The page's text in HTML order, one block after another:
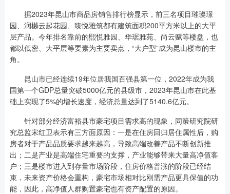
据2023年昆山市商品房销售排行榜显示，前三名项目璀璨璟
园、润樾云起花园、臻悦雅筑都有建筑面积200平方米以上的大平
层产品。今年排名靠前的熙悦雅园、华琚雅苑、尚云赋等楼盘，也
都以低密、大平层等要素为主要卖点，“大户型”成为昆山楼市的主
角。
昆山市已经连续19年位居我国百强县第一位，2022年成为我
国第一个GDP总量突破5000亿元的县级市，2023年昆山市在此基
础上实现了5%的增长速度，经济总量达到了5140.6亿元。
针对部分经济富裕县市豪宅项目需求高的现象，同策研究院研
究总监宋红卫表示有三方面原因：一是在住房回归居住属性后，购
房者对于产品品质要求越来越高，导致高端改善产品不断创新推
出；二是产业是高端住宅重要的支撑，产业能够带来大量高净值客
户；三是楼市进入到存量市场阶段，住房价格普涨的阶段已经结
束，未来资产价格会重构，豪宅市场相对比刚需产品更具保值的功
能，因此，高净值人群购置豪宅也有资产配置的原因。